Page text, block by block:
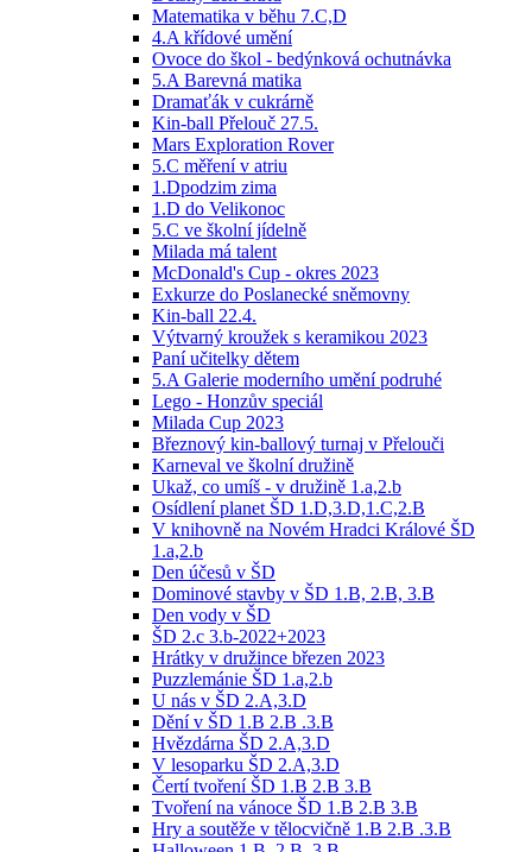
Matematika v běhu 7.C,D
4.A křídové umění
Ovoce do škol - bedýnková ochutnávka
5.A Barevná matika
Dramaťák v cukrárně
Kin-ball Přelouč 27.5.
Mars Exploration Rover
5.C měření v atriu
1.Dpodzim zima
1.D do Velikonoc
5.C ve školní jídelně
Milada má talent
McDonald's Cup - okres 2023
Exkurze do Poslanecké sněmovny
Kin-ball 22.4.
Výtvarný kroužek s keramikou 2023
Paní učitelky dětem
5.A Galerie moderního umění podruhé
Lego - Honzův speciál
Milada Cup 2023
Březnový kin-ballový turnaj v Přelouči
Karneval ve školní družině
Ukaž, co umíš - v družině 1.a,2.b
Osídlení planet ŠD 1.D,3.D,1.C,2.B
V knihovně na Novém Hradci Králové ŠD
1.a,2.b
Den účesů v ŠD
Dominové stavby v ŠD 1.B, 2.B, 3.B
Den vody v ŠD
ŠD 2.c 3.b-2022+2023
Hrátky v družince březen 2023
Puzzlemánie ŠD 1.a,2.b
U nás v ŠD 2.A,3.D
Dění v ŠD 1.B 2.B .3.B
Hvězdárna ŠD 2.A,3.D
V lesoparku ŠD 2.A,3.D
Čertí tvoření ŠD 1.B 2.B 3.B
Tvoření na vánoce ŠD 1.B 2.B 3.B
Hry a soutěže v tělocvičně 1.B 2.B .3.B